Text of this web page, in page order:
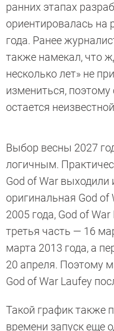
ранних этапах
ориентировалась на
года. Ранее
также намекал, что
несколько лет» не
измениться, поэтому
остается
Выбор весны 2027
логичным.
God of War выходили
оригинальная God
2005 года, God of
третья часть — 16
марта 2013 года, а
20 апреля. Поэтому
God of War Laufey
Такой график также
времени запуск еще